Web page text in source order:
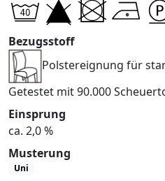
Bezugsstoff
Polstereignung für
Getestet mit 90.000
Einsprung
ca. 2,0 %
Musterung
Uni